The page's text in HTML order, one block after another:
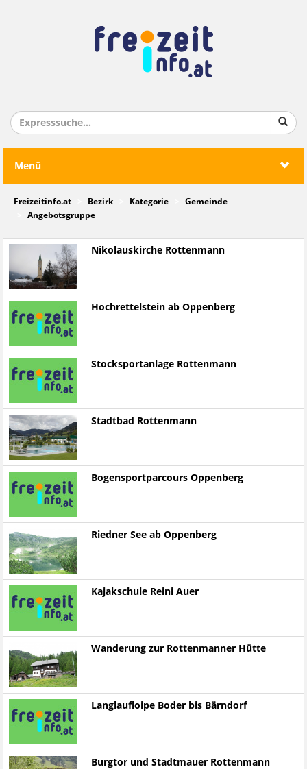
Menü
Freizeitinfo.at Bezirk Kategorie
Gemeinde
Angebotsgruppe
Nikolauskirche Rottenmann
Hochrettelstein ab Oppenberg
Stocksportanlage Rottenmann
Stadtbad Rottenmann
Bogensportparcours Oppenberg
Riedner See ab Oppenberg
Kajakschule Reini Auer
Wanderung zur Rottenmanner Hütte
Langlaufloipe Boder bis Bärndorf
Burgtor und Stadtmauer Rottenmann